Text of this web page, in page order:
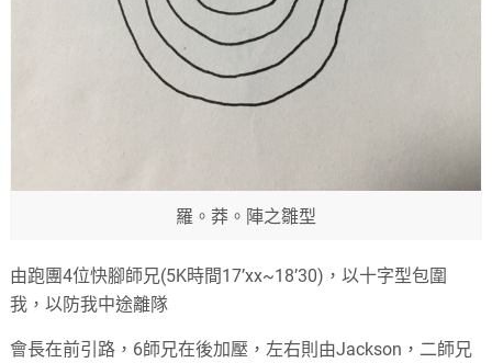
羅。莽。陣之雛型
由跑團4位快腳師兄(5K時間17’xx~18’30)，以十字型包圍
我，以防我中途離隊
會長在前引路，6師兄在後加壓，左右則由Jackson，二師兄